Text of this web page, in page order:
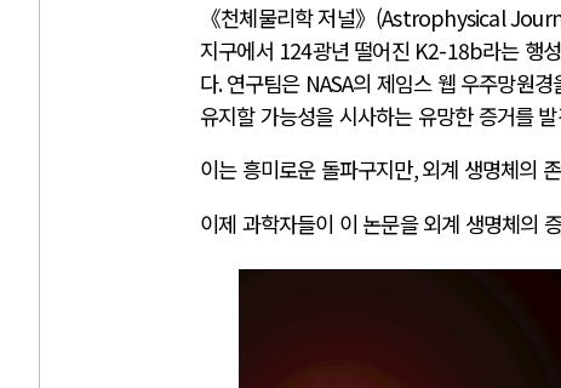
《천체물리학 저널》(Astrophysical
지구에서 124광년 떨어진 K2-18b라는 행
다.연구팀은 NASA의 제임스 웹 우주망원
유지할 가능성을 시사하는 유망한 증거를
이는 흥미로운 돌파구지만,외계 생명체의
이제 과학자들이 이 논문을 외계 생명체의
러시아-우크라이나 전
전쟁의 추상화: 우크라이나, 대리
EU·우크라이나 드론 협력 직후, 러